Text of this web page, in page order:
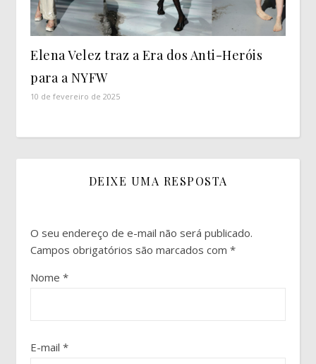
Elena Velez traz a Era dos Anti-Heróis
para a NYFW
10 de fevereiro de 2025
DEIXE UMA RESPOSTA
O seu endereço de e-mail não será publicado.
Campos obrigatórios são marcados com *
Nome *
E-mail *